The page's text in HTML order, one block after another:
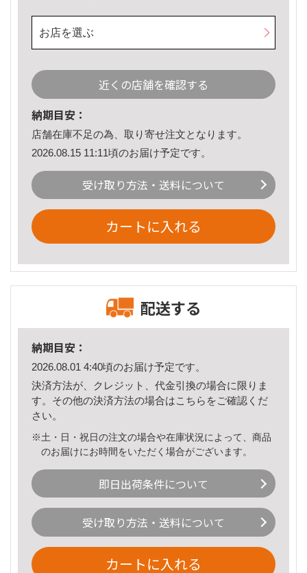
お店を選ぶ
近くの店舗を確認する
納期目安：
店舗在庫不足の為、取り寄せ注文となります。
2026.08.15 11:11頃のお届け予定です。
受け取り方法・送料について
カートに入れる
配送する
納期目安：
2026.08.01 4:40頃のお届け予定です。
決済方法が、クレジット、代金引換の場合に限りま
す。その他の決済方法の場合はこちら をご確認くだ
さい。
※土・日・祝日の注文の場合や在庫状況によって、商品
のお届けにお時間をいただく場合がございます。
即日出荷条件について
受け取り方法・送料について
カートに入れる